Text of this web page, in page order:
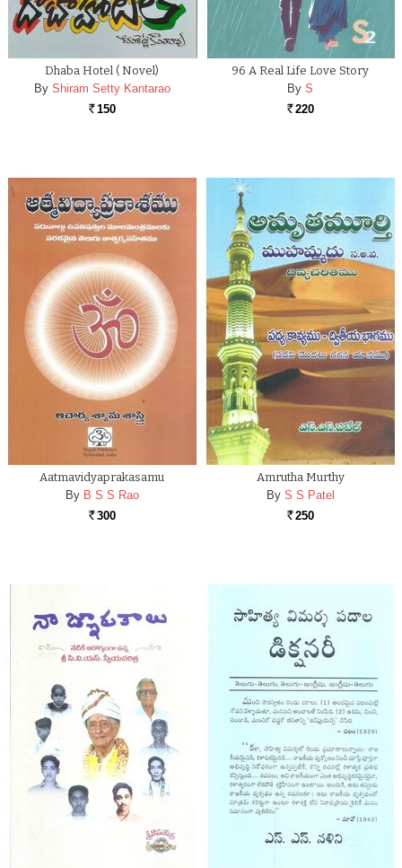
Dhaba Hotel ( Novel)
By Shiram Setty Kantarao
Rs. 150
96 A Real Life Love Story
By S
Rs. 220
Aatmavidyaprakasamu
By B S S Rao
Rs. 300
Amrutha Murthy
By S S Patel
Rs. 250